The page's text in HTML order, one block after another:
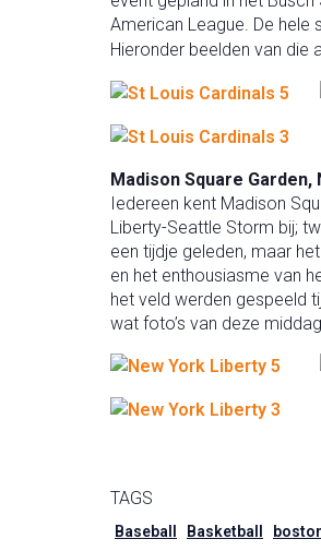
American League. De hele
Hieronder beelden van
Madison Square Garden,
Iedereen kent Madison
Liberty-Seattle Storm bij;
een tijdje geleden, maar
en het enthousiasme van
het veld werden gespeeld
wat foto’s van deze
TAGS
Baseball Basketball